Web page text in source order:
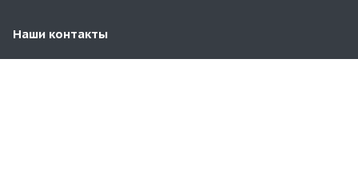
Наши контакты
+7(962)894-84-44